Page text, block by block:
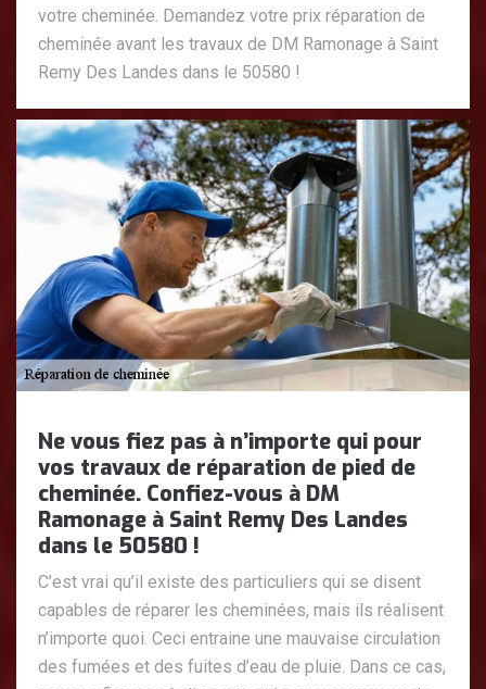
votre cheminée. Demandez votre prix réparation de
cheminée avant les travaux de DM Ramonage à Saint
Remy Des Landes dans le 50580 !
Ne vous fiez pas à n’importe qui pour
vos travaux de réparation de pied de
cheminée. Confiez-vous à DM
Ramonage à Saint Remy Des Landes
dans le 50580 !
C’est vrai qu’il existe des particuliers qui se disent
capables de réparer les cheminées, mais ils réalisent
n’importe quoi. Ceci entraine une mauvaise circulation
des fumées et des fuites d’eau de pluie. Dans ce cas,